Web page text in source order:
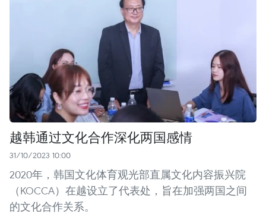
越韩通过文化合作深化两国感情
31/10/2023 10:00
2020年，韩国文化体育观光部直属文化内容振兴院
（KOCCA）在越设立了代表处，旨在加强两国之间
的文化合作关系。